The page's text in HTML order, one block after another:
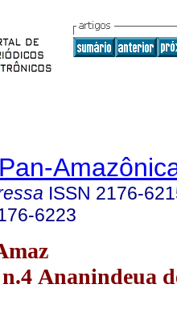
ISSN 2176-
6223
Ananindeua